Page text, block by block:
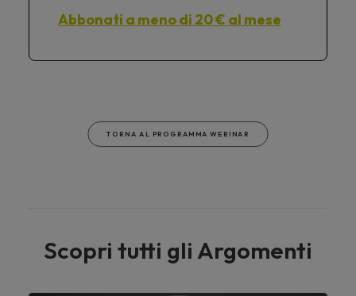
Abbonati a meno di 20 € al mese
TORNA AL PROGRAMMA WEBINAR
Scopri tutti gli Argomenti